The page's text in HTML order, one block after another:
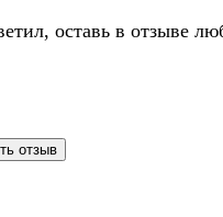
оставь в отзыве
отзыв